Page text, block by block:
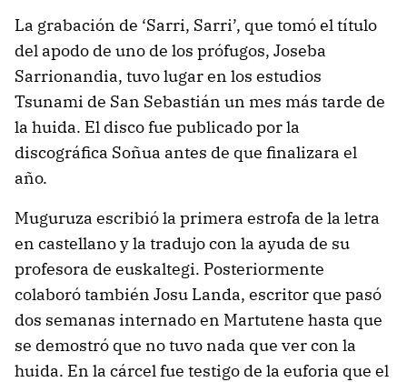
La grabación de ‘Sarri, Sarri’, que tomó el título
del apodo de uno de los prófugos, Joseba
Sarrionandia, tuvo lugar en los estudios
Tsunami de San Sebastián un mes más tarde de
la huida. El disco fue publicado por la
discográfica Soñua antes de que finalizara el
año.
Muguruza escribió la primera estrofa de la letra
en castellano y la tradujo con la ayuda de su
profesora de euskaltegi. Posteriormente
colaboró también Josu Landa, escritor que pasó
dos semanas internado en Martutene hasta que
se demostró que no tuvo nada que ver con la
huida. En la cárcel fue testigo de la euforia que el